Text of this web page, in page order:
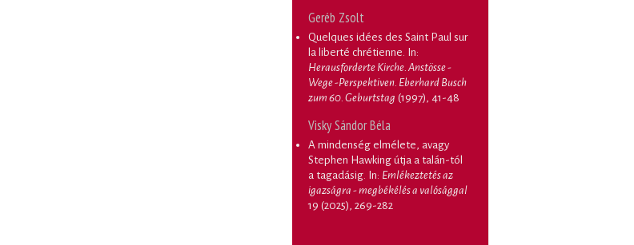
Geréb Zsolt
Quelques idées des Saint Paul sur
la liberté chrétienne . In:
Herausforderte Kirche. Anstösse -
Wege -Perspektiven. Eberhard Busch
zum 60. Geburtstag (1997), 41-48
Visky Sándor Béla
A mindenség elmélete, avagy
Stephen Hawking útja a talán-tól
a tagadásig. In: Emlékeztetés az
igazságra - megbékélés a valósággal
19 (2025), 269-282